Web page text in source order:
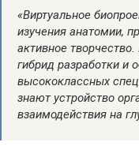
«Виртуальное
изучения анатомии,
активное
гибрид разработки и
высококлассных
знают устройство
взаимодействия на